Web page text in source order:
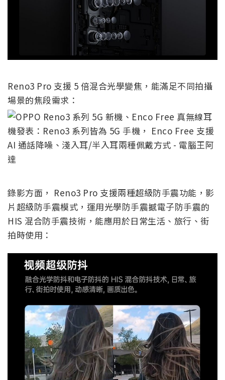
Reno3 Pro 支援 5 倍混合光學變焦，能滿足不同拍攝
場景的焦段需求：
錄影方面， Reno3 Pro 支援兩種超級防手震功能，影
片超級防手震模式，運用光學防手震撼電子防手震的
HIS 混合防手震技術，能應用於日常生活、旅行、街
拍時使用：